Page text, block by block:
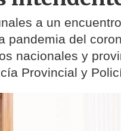
a un
pandemia del
nacionales y
Provincial y